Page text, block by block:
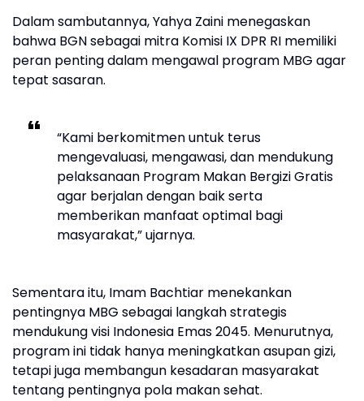
Dalam sambutannya, Yahya Zaini menegaskan
bahwa BGN sebagai mitra Komisi IX DPR RI memiliki
peran penting dalam mengawal program MBG agar
tepat sasaran.
“Kami berkomitmen untuk terus
mengevaluasi, mengawasi, dan mendukung
pelaksanaan Program Makan Bergizi Gratis
agar berjalan dengan baik serta
memberikan manfaat optimal bagi
masyarakat,” ujarnya.
Sementara itu, Imam Bachtiar menekankan
pentingnya MBG sebagai langkah strategis
mendukung visi Indonesia Emas 2045. Menurutnya,
program ini tidak hanya meningkatkan asupan gizi,
tetapi juga membangun kesadaran masyarakat
tentang pentingnya pola makan sehat.